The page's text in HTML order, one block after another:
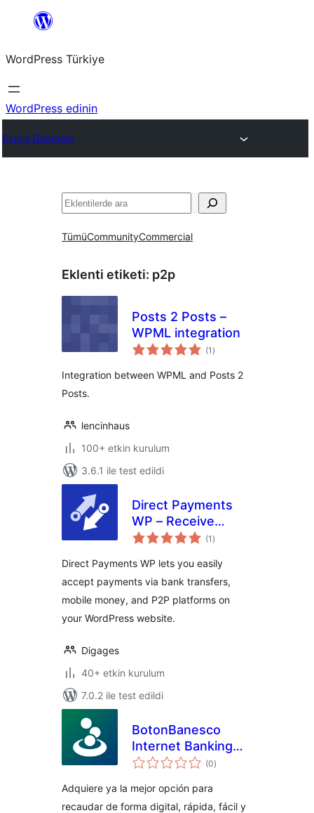
İçeriğe
WordPress Türkiye
WordPress edinin
Plugin Directory
Ara
TümüCommunityCommercial
Eklenti etiketi: p2p
Posts 2 Posts –
WPML integration
(1 toplam
puan
)
Integration between WPML and Posts 2
Posts.
lencinhaus
100+ etkin kurulum
3.6.1 ile test edildi
Direct Payments
WP – Receive
Payments with
(1 toplam
puan
)
Direct Payments WP lets you easily
accept payments via bank transfers,
mobile money, and P2P platforms on
your WordPress website.
Digages
40+ etkin kurulum
7.0.2 ile test edildi
BotonBanesco
Internet Banking
Payment Gateway
(0toplam
puan
)
Adquiere ya la mejor opción para
recaudar de forma digital, rápida, fácil y